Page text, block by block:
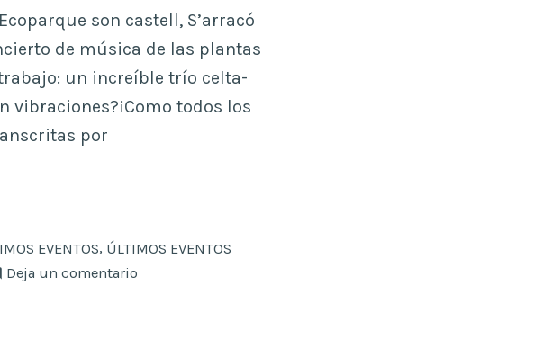
son castell, S’arracó
de música de las plantas
un increíble trío celta-
vibraciones?¡Como todos los
por
EVENTOS, ÚLTIMOS EVENTOS
Deja un comentarioen